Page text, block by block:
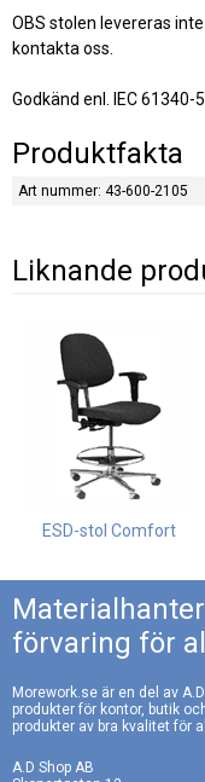
OBS stolen levereras
kontakta oss.
Godkänd enl. IEC 61340-
Produktfakta
Art nummer: 43-600-2105
Liknande
ESD-stol Comfort
förvaring för
Morework.se är en del av
produkter för kontor, butik
produkter av bra kvalitet för
A.D Shop AB